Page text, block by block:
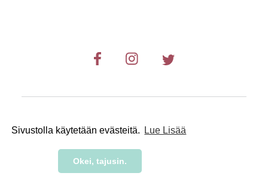
Sivustolla käytetään evästeitä. Lue Lisää
Okei, tajusin.